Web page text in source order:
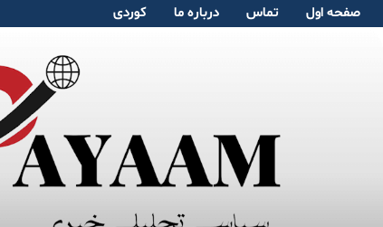
صفحە اول تماس دربارە ما کوردی